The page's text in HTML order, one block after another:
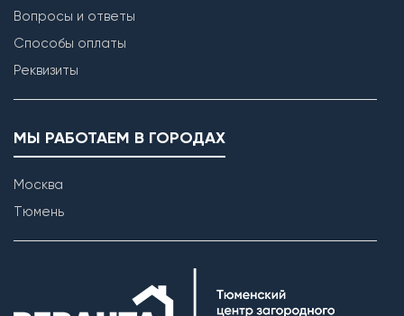
Возведение внутренних перегородок
Вопросы и ответы
Способы оплаты
Реквизиты
МЫ РАБОТАЕМ В ГОРОДАХ
Москва
Тюмень